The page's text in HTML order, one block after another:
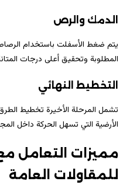
الدمك والرص
يتم ضغط الأسفلت باستخدام
المطلوبة وتحقيق أعلى درجات
التخطيط النهائي
تشمل المرحلة الأخيرة تخطيط
الأرضية التي تسهل الحركة داخل
مميزات التعامل
للمقاولات العامة